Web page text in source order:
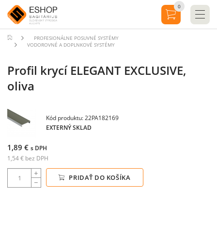
PROFESIONÁLNE POSUVNÉ SYSTÉMY
VODOROVNÉ A DOPLNKOVÉ SYSTÉMY
Profil krycí ELEGANT EXCLUSIVE,
oliva
Kód produktu: 22PA182169
EXTERNÝ SKLAD
1,89 € s DPH
1,54 € bez DPH
PRIDAŤ DO KOŠÍKA
0